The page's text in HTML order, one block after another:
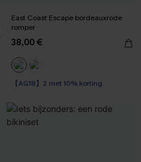
East Coast Escape bordeauxrode
romper
38,00 €
【AG18】2 met 10% korting